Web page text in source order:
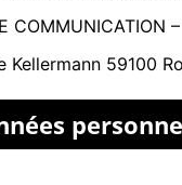
COMMUNICATION –
Kellermann 59100